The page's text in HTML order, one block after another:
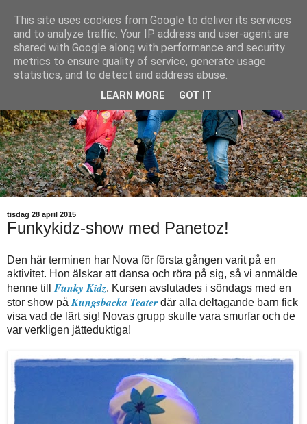
tisdag 28 april 2015
Funkykidz-show med Panetoz!
Den här terminen har Nova för första gången varit på en
aktivitet. Hon älskar att dansa och röra på sig, så vi anmälde
henne till Funky Kidz. Kursen avslutades i söndags med en
stor show påKungsbacka Teater där alla deltagande barn fick
visa vad de lärt sig! Novas grupp skulle vara smurfar och de
var verkligen jätteduktiga!
This site uses cookies from Google to deliver its services
and to analyze traffic. Your IP address and user-agent are
shared with Google along with performance and security
metrics to ensure quality of service, generate usage
statistics, and to detect and address abuse.
LEARN MORE GOT IT